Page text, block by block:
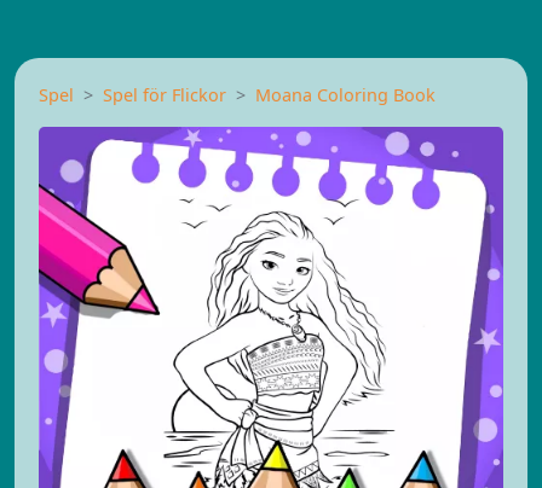
Spel Spel för Flickor Moana Coloring Book